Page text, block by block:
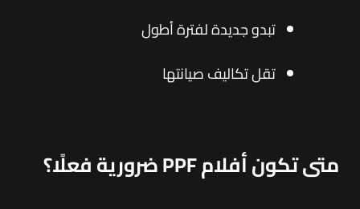
تبدو جديدة لفترة أطول
تقل تكاليف صيانتها
متى تكون أفلام PPF ضرورية فعلًا؟